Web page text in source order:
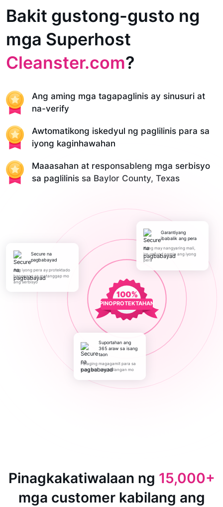
Bakit gustong-gusto ng
mga Superhost
Cleanster.com?
Ang aming mga tagapaglinis ay sinusuri at
na-verify
Awtomatikong iskedyul ng paglilinis para sa
iyong kaginhawahan
Maaasahan at responsableng mga serbisyo
sa paglilinis sa Baylor County, Texas
PINOPROTEKTAHAN
Secure na
pagbabayad
Ang iyong pera ay protektado
hanggang sa matanggap mo
ang serbisyo
Garantiyang
ibabalik ang pera
Kung may nangyaring mali,
ire-refund namin ang iyong
pera
Suportahan ang
365 araw sa isang
taon
Palaging magagamit para sa
kung ano ang kailangan mo
Pinagkakatiwalaan ng 15,000+
mga customer kabilang ang